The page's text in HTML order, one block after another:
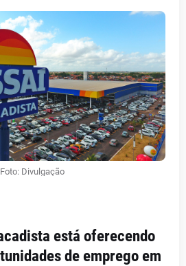
Foto: Divulgação
está oferecendo
de emprego em